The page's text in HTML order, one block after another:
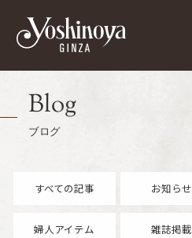
Blog
ブログ
すべての記事 お知らせ
婦人アイテム 雑誌掲載